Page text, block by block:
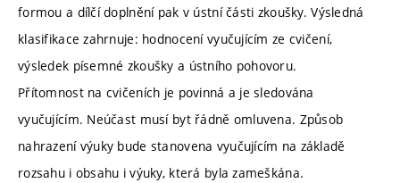
formou a dílčí doplnění pak v ústní části zkoušky. Výsledná
klasifikace zahrnuje: hodnocení vyučujícím ze cvičení,
výsledek písemné zkoušky a ústního pohovoru.
Přítomnost na cvičeních je povinná a je sledována
vyučujícím. Neúčast musí byt řádně omluvena. Způsob
nahrazení výuky bude stanovena vyučujícím na základě
rozsahu i obsahu i výuky, která byla zameškána.